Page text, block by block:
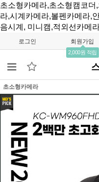
초소형카메라,초소형캠코더
라,시계카메라,볼펜카메라,
음시계, 미니캠,적외선카메
로그인 회원가입
2,000원 적립
초소형카메라